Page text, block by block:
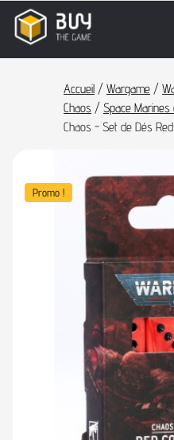
Accueil / Wargame /
Chaos / Space Marines
Chaos - Set de Dés
Promo !